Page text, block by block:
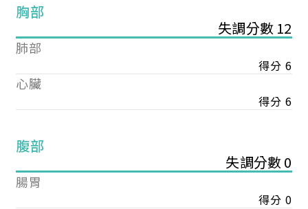
胸部
失調分數 12
肺部
得分 6
心臟
得分 6
腹部
失調分數 0
腸胃
得分 0